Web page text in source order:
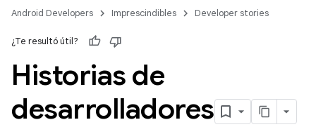
Android Developers Imprescindibles Developer stories
¿Te resultó útil?
Historias de
desarrolladores